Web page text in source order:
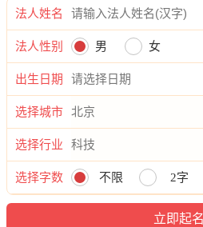
19、茂凯、咏邵、勤皓、域岳
20、杭铄、友申、军鼎、声鑫
21、胜暠、志旭、凯杭、东思
22、盛平、景谦、安健、智鼎
23、安财、智煊、鑫涵、翔浩
24、维祥、美楷、任超、滨陈
25、汉冬、力亚、成皓、欣腾
法人姓名
法人性别 男 女
出生日期
选择城市
选择行业
选择字数 不限 2字